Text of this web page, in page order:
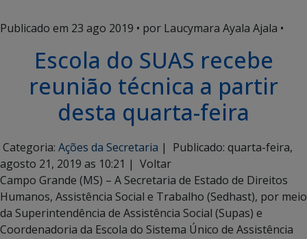
Publicado em 23 ago 2019 • por Laucymara Ayala Ajala •
Escola do SUAS recebe
reunião técnica a partir
desta quarta-feira
Categoria: Ações da Secretaria | Publicado: quarta-feira,
agosto 21, 2019 as 10:21 | Voltar
Campo Grande (MS) – A Secretaria de Estado de Direitos
Humanos, Assistência Social e Trabalho (Sedhast), por meio
da Superintendência de Assistência Social (Supas) e
Coordenadoria da Escola do Sistema Único de Assistência